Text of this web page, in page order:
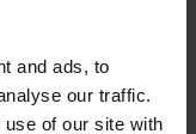
and ads, to
our traffic.
of our site with
あらかじめ設定
ールなどでの通
能と言えるでし